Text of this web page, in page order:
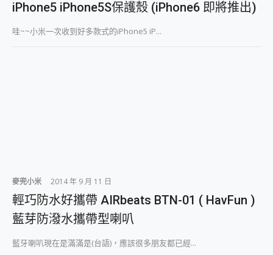
iPhone5 iPhone5S保護殼 (iPhone6 即將推出)
哇~~小米一次收到好多款式的iPhone5 iP...
麥兜小米 2014 年 9 月 11 日
輕巧防水好攜帶 AIRbeats BTN-01 ( HavFun )
藍芽防潑水攜帶型喇叭
藍牙喇叭現在是滿滿是(台語)，應該很多朋友都已經...